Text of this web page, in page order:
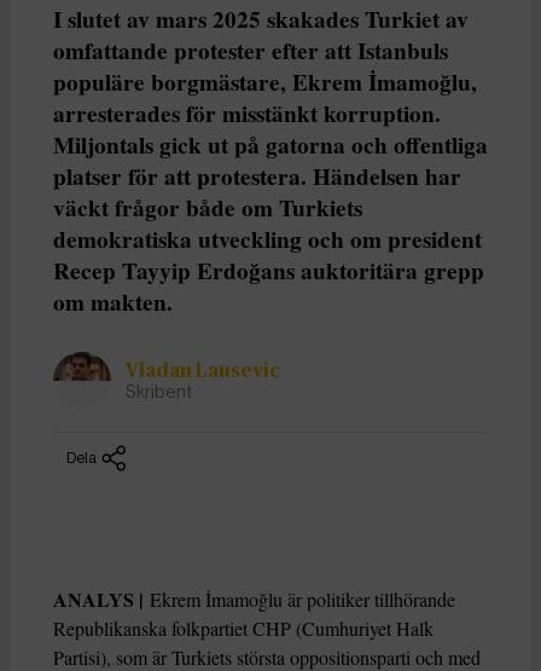
I slutet av mars 2025 skakades Turkiet av
omfattande protester efter att Istanbuls
populäre borgmästare, Ekrem İmamoğlu,
arresterades för misstänkt korruption.
Miljontals gick ut på gatorna och offentliga
platser för att protestera. Händelsen har
väckt frågor både om Turkiets
demokratiska utveckling och om president
Recep Tayyip Erdoğans auktoritära grepp
om makten.
Vladan Lausevic
Skribent
Dela
ANALYS | Ekrem İmamoğlu är politiker tillhörande
Republikanska folkpartiet CHP (Cumhuriyet Halk
Partisi), som är Turkiets största oppositionsparti och med